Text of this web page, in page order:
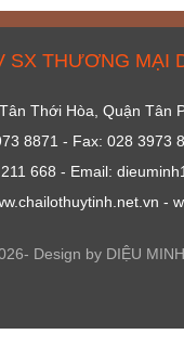
SX THƯƠNG MẠI
Thới Hòa, Quận Tân
8871 - Fax: 028 3973
668 - Email:
-
Design by DIỆU MINH